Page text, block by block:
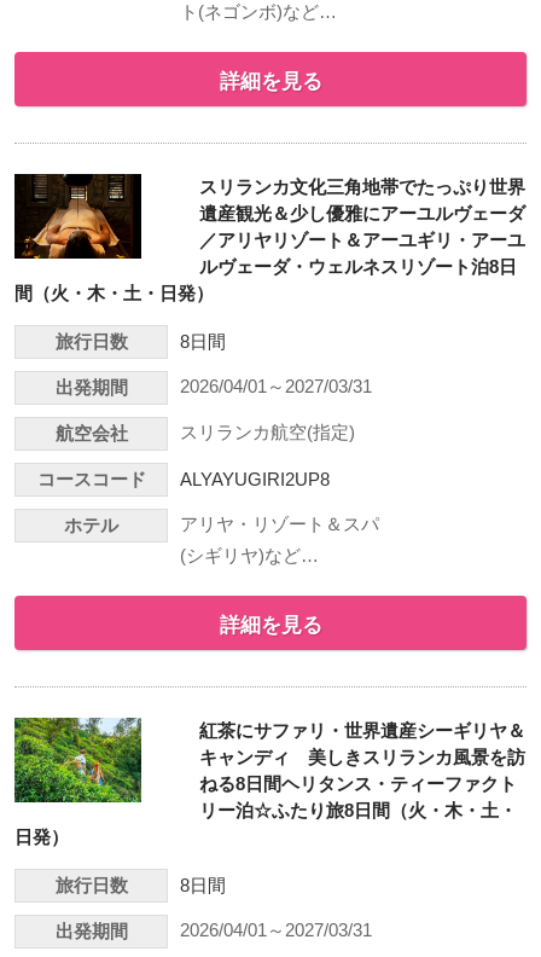
ト(ネゴンボ)など…
詳細を見る
スリランカ文化三角地帯でたっぷり世界
遺産観光＆少し優雅にアーユルヴェーダ
／アリヤリゾート＆アーユギリ・アーユ
ルヴェーダ・ウェルネスリゾート泊8日
間（火・木・土・日発）
旅行日数 8日間
出発期間 2026/04/01～2027/03/31
航空会社 スリランカ航空(指定)
コースコード ALYAYUGIRI2UP8
ホテル
アリヤ・リゾート＆スパ
(シギリヤ)など…
詳細を見る
紅茶にサファリ・世界遺産シーギリヤ＆
キャンディ 美しきスリランカ風景を訪
ねる8日間ヘリタンス・ティーファクト
リー泊☆ふたり旅8日間（火・木・土・
日発）
旅行日数 8日間
出発期間 2026/04/01～2027/03/31